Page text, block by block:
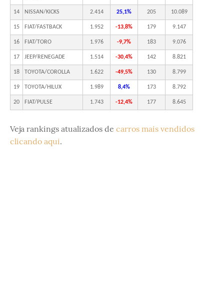
14 NISSAN/KICKS 2.414 25,1% 205 10.089
15 FIAT/FASTBACK 1.952 -13,8% 179 9.147
16 FIAT/TORO 1.976 -9,7% 183 9.076
17 JEEP/RENEGADE 1.514 -30,4% 142 8.821
18 TOYOTA/COROLLA 1.622 -49,5% 130 8.799
19 TOYOTA/HILUX 1.989 8,4% 173 8.792
20 FIAT/PULSE 1.743 -12,4% 177 8.645
Veja rankings atualizados de carros mais vendidos
clicando aqui.